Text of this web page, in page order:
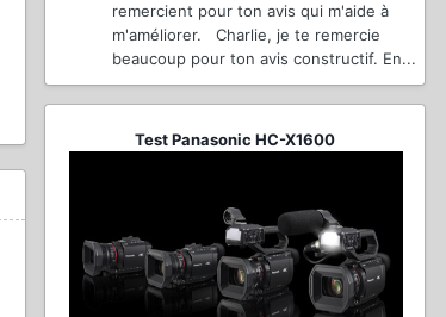
remercient pour ton avis qui m'aide à
m'améliorer. Charlie, je te remercie
beaucoup pour ton avis constructif. En...
Test Panasonic HC-X1600